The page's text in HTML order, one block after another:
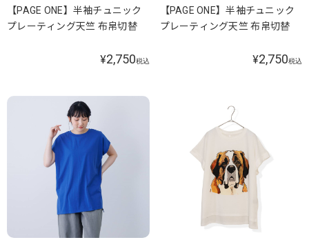
【PAGE ONE】半袖チュニック
プレーティング天竺 布帛切替
¥2,750税込
【PAGE ONE】半袖チュニック
プレーティング天竺 布帛切替
¥2,750税込